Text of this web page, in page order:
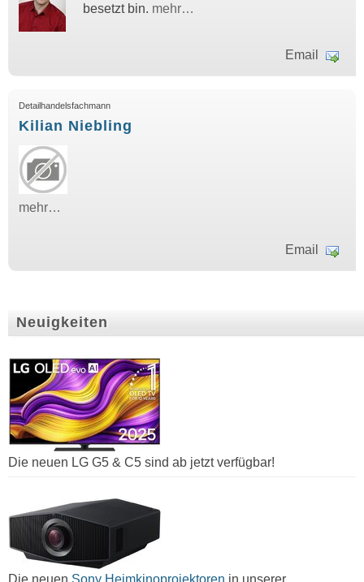
besetzt bin. mehr…
Email
Detailhandelsfachmann
Kilian Niebling
mehr…
Email
Neuigkeiten
Die neuen LG G5 & C5 sind ab jetzt verfügbar!